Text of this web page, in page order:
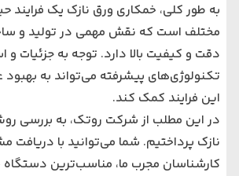
به طور کلی، خمکاری ورق نازک یک فرایند
مختلف است که نقش مهمی در تولید و
دقت و کیفیت بالا دارد. توجه به جزئیات و
تکنولوژی‌های پیشرفته می‌تواند به بهبود
این فرایند کمک کند.
در این مطلب از شرکت روتک، به بررسی
نازک پرداختیم. شما می‌توانید با دریافت
کارشناسان مجرب ما، مناسب‌ترین دستگاه